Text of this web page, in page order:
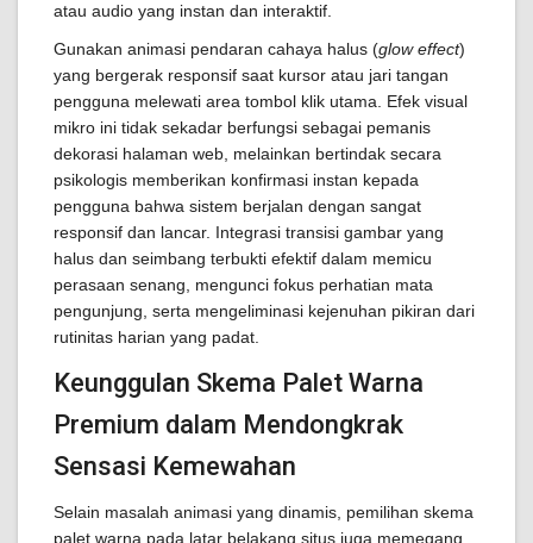
atau audio yang instan dan interaktif.
Gunakan animasi pendaran cahaya halus (glow effect)
yang bergerak responsif saat kursor atau jari tangan
pengguna melewati area tombol klik utama. Efek visual
mikro ini tidak sekadar berfungsi sebagai pemanis
dekorasi halaman web, melainkan bertindak secara
psikologis memberikan konfirmasi instan kepada
pengguna bahwa sistem berjalan dengan sangat
responsif dan lancar. Integrasi transisi gambar yang
halus dan seimbang terbukti efektif dalam memicu
perasaan senang, mengunci fokus perhatian mata
pengunjung, serta mengeliminasi kejenuhan pikiran dari
rutinitas harian yang padat.
Keunggulan Skema Palet Warna
Premium dalam Mendongkrak
Sensasi Kemewahan
Selain masalah animasi yang dinamis, pemilihan skema
palet warna pada latar belakang situs juga memegang